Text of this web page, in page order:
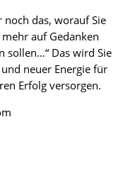
das, worauf Sie
auf Gedanken
sollen…“ Das wird Sie
und neuer Energie für
Erfolg versorgen.